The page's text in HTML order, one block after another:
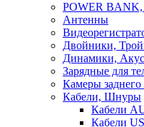
POWER BANK,
Антенны
Двойники,
Динамики,
Зарядные для
Камеры заднего
Кабели, Шнуры
Кабели
Кабели